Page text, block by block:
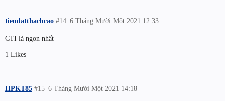
tiendatthachcao 6 Tháng Mười Một 2021 12:33
#14
CTI là ngon nhất
1 Likes
HPKT85 6 Tháng Mười Một 2021 14:18
#15